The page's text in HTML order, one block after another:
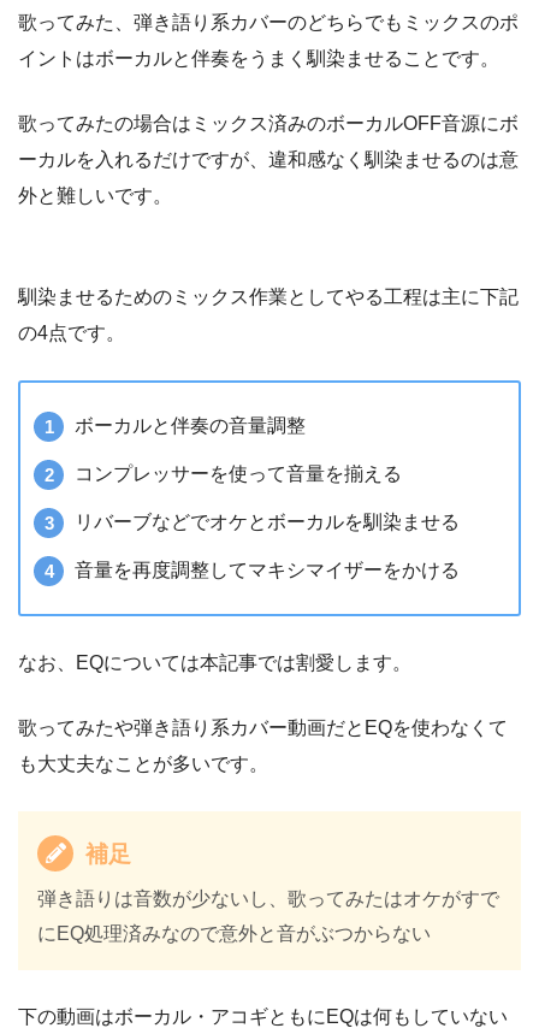
歌ってみた、弾き語り系カバーのどちらでもミックスのポ
イントはボーカルと伴奏をうまく馴染ませることです。
歌ってみたの場合はミックス済みのボーカルOFF音源にボ
ーカルを入れるだけですが、違和感なく馴染ませるのは意
外と難しいです。
馴染ませるためのミックス作業としてやる工程は主に下記
の4点です。
ボーカルと伴奏の音量調整
コンプレッサーを使って音量を揃える
リバーブなどでオケとボーカルを馴染ませる
音量を再度調整してマキシマイザーをかける
なお、EQについては本記事では割愛します。
歌ってみたや弾き語り系カバー動画だとEQを使わなくて
も大丈夫なことが多いです。
補足
弾き語りは音数が少ないし、歌ってみたはオケがすで
にEQ処理済みなので意外と音がぶつからない
下の動画はボーカル・アコギともにEQは何もしていない